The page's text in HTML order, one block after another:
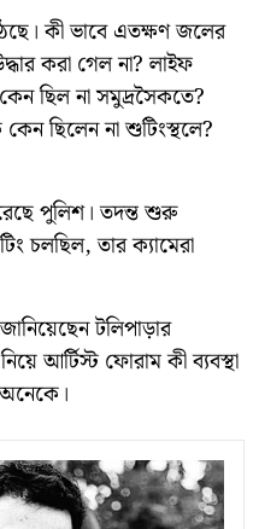
কী ভাবে এতক্ষণ জলের
করা গেল না? লাইফ
ছিল না সমুদ্রসৈকতে?
ছিলেন না শুটিংস্থলে?
পুলিশ। তদন্ত শুরু
চলছিল, তার ক্যামেরা
টলিপাড়ার
আর্টিস্ট ফোরাম কী ব্যবস্থা